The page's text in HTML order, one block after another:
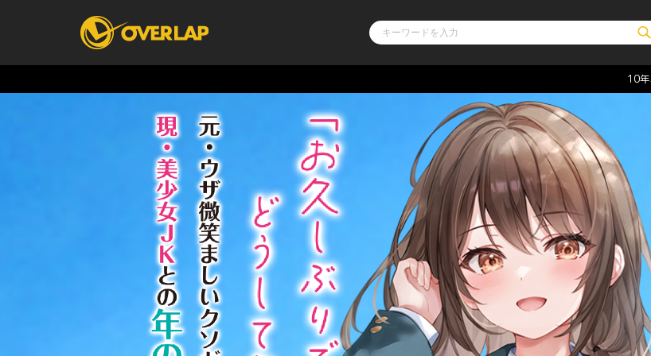
コミック
コミックガルド
コミッククリエ
ラブパルフェ
ライトノベル
ノベルスf
ロサージュノベルス
その他
コミックエッセイ
ポケットモンスター
アニメ
ゲーム
通
オーバー
オーバーラップ文庫 オーバーラップノベルス オーバーラップノベルスf
コミッククリエ リキューレ コミックパルフェ
10